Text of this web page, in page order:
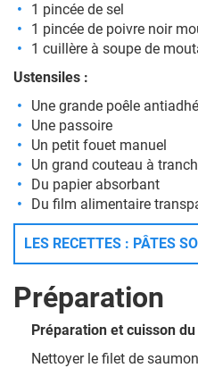
1 pincée de sel
1 pincée de poivre noir
1 cuillère à soupe de
Ustensiles :
Une grande poêle
Une passoire
Un petit fouet manuel
Un grand couteau à
Du papier absorbant
Du film alimentaire
LES RECETTES : PÂTES
Préparation
Préparation et cuisson
Nettoyer le filet de